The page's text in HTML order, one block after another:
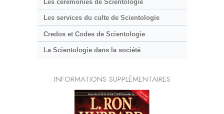
Les cérémonies de Scientologie
Les services du culte de Scientologie
Credos et Codes de Scientologie
La Scientologie dans la société
INFORMATIONS SUPPLÉMENTAIRES